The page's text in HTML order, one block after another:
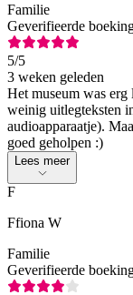
Familie
Geverifieerde
5/5
3 weken geleden
Het museum was erg
weinig uitlegteksten
audioapparaatje).
goed geholpen :)
Lees meer
F
Ffiona W
Familie
Geverifieerde